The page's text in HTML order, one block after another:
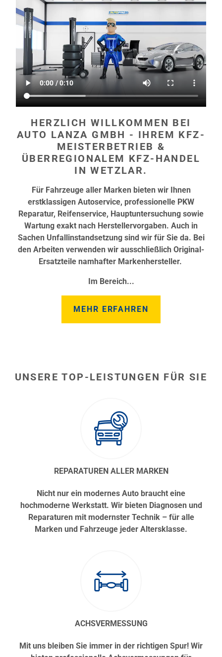
HERZLICH WILLKOMMEN BEI
AUTO LANZA GMBH - IHREM KFZ-
MEISTERBETRIEB &
ÜBERREGIONALEM KFZ-HANDEL
IN WETZLAR.
Für Fahrzeuge aller Marken bieten wir Ihnen
erstklassigen Autoservice, professionelle PKW
Reparatur, Reifenservice, Hauptuntersuchung sowie
Wartung exakt nach Herstellervorgaben. Auch in
Sachen Unfallinstandsetzung sind wir für Sie da. Bei
den Arbeiten verwenden wir ausschließlich Original-
Ersatzteile namhafter Markenhersteller.
Im Bereich...
MEHR ERFAHREN
UNSERE TOP-LEISTUNGEN FÜR SIE
REPARATUREN ALLER MARKEN
Nicht nur ein modernes Auto braucht eine
hochmoderne Werkstatt. Wir bieten Diagnosen und
Reparaturen mit modernster Technik – für alle
Marken und Fahrzeuge jeder Altersklasse.
ACHSVERMESSUNG
Mit uns bleiben Sie immer in der richtigen Spur! Wir